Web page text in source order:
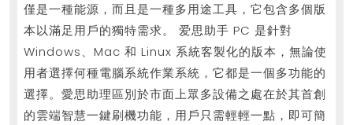
僅是一種能源，而且是一種多用途工具，它包含多個版
本以滿足用戶的獨特需求。 爱思助手 PC 是針對
Windows、Mac 和 Linux 系統客製化的版本，無論使
用者選擇何種電腦系統作業系統，它都是一個多功能的
選擇。愛思助理區別於市面上眾多設備之處在於其首創
的雲端智慧一鍵刷機功能，用戶只需輕輕一點，即可簡